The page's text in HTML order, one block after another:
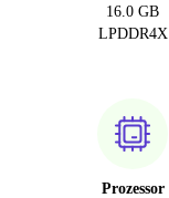
16.0 GB
LPDDR4X
Prozessor